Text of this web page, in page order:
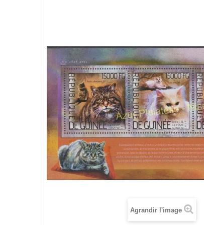
Agrandir l'image